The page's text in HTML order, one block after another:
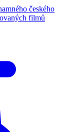
českého
filmů